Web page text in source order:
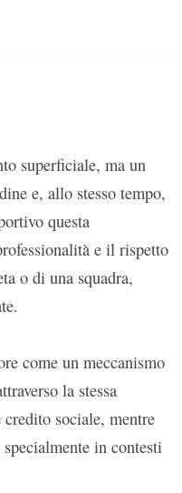
superficiale, ma un
e, allo stesso tempo,
questa
e il rispetto
o di una squadra,
come un meccanismo
la stessa
sociale, mentre
in contesti